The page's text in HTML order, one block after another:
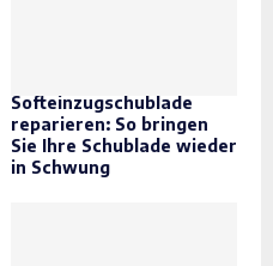
Softeinzugschublade
reparieren: So bringen
Sie Ihre Schublade wieder
in Schwung